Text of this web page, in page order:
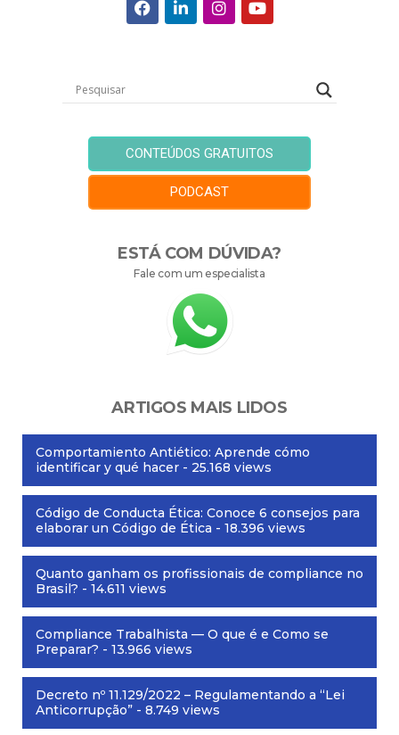
CONTEÚDOS GRATUITOS
PODCAST
ESTÁ COM DÚVIDA?
Fale com um especialista
ARTIGOS MAIS LIDOS
Comportamiento Antiético: Aprende cómo
identificar y qué hacer - 25.168 views
Código de Conducta Ética: Conoce 6 consejos para
elaborar un Código de Ética - 18.396 views
Quanto ganham os profissionais de compliance no
Brasil? - 14.611 views
Compliance Trabalhista — O que é e Como se
Preparar? - 13.966 views
Decreto nº 11.129/2022 – Regulamentando a “Lei
Anticorrupção” - 8.749 views